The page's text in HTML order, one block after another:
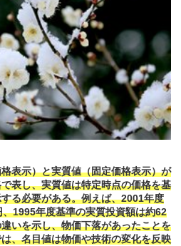
表示）と実質値（固定価格表示）が
表し、実質値は特定時点の価格を基
る必要がある。例えば、2001年度
1995年度基準の実質投資額は約62
いを示し、物価下落があったことを
、名目値は物価や技術の変化を反映